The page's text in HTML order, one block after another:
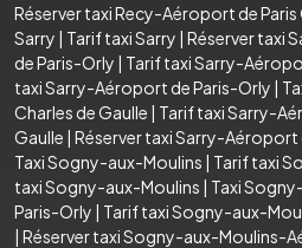
Réserver taxi Recy-Aéroport de Paris
Sarry | Tarif taxi Sarry | Réserver taxi
de Paris-Orly | Tarif taxi Sarry-
taxi Sarry-Aéroport de Paris-Orly |
Charles de Gaulle | Tarif taxi Sarry-
Gaulle | Réserver taxi Sarry-Aéroport
Taxi Sogny-aux-Moulins | Tarif taxi
taxi Sogny-aux-Moulins | Taxi
Paris-Orly | Tarif taxi Sogny-aux-
| Réserver taxi Sogny-aux-Moulins-